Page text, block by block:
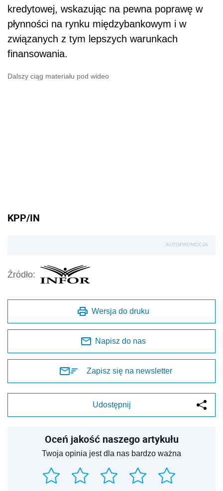
kredytowej, wskazując na pewna poprawę w
płynności na rynku międzybankowym i w
związanych z tym lepszych warunkach
finansowania.
Dalszy ciąg materiału pod wideo
KPP/IN
AUTOPROMOCJA
Źródło:
Wersja do druku
Napisz do nas
Zapisz się na newsletter
Udostępnij
Oceń jakość naszego artykułu
Twoja opinia jest dla nas bardzo ważna